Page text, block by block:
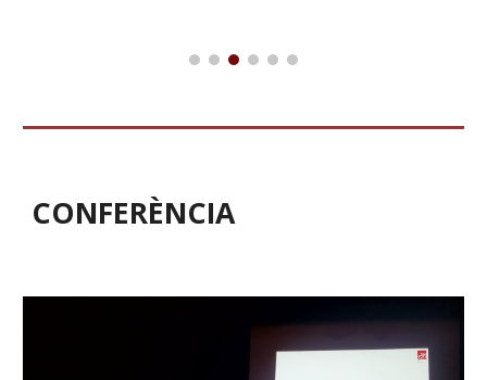
CONFERÈNCIA